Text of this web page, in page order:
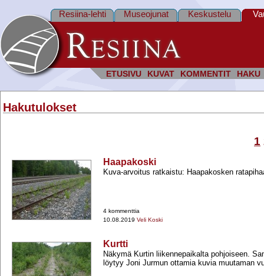
ETUSIVU KUVAT KOMMENTIT HAKU
Resiina-lehti Museojunat Keskustelu
Hakutulokset
1
Haapakoski
Kuva-​arvoitus ratkaistu: Haapakosken
4 kommenttia
10.08.2019 Veli Koski
Kurtti
Näkymä Kurtin liikennepaikalta pohjoiseen.
löytyy Joni Jurmun ottamia kuvia muutaman